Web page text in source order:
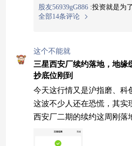
股友56939gG886 :投资就是为
全部14条评论
这个不能就
三星西安厂续约落地，地缘
抄底位刚到
今天这行情又是沪指磨、科
这波不少人还在恐慌，其实
西安厂二期的续约这周刚落
年，西安厂是三星海外最大
球NAND产能的40%以上，